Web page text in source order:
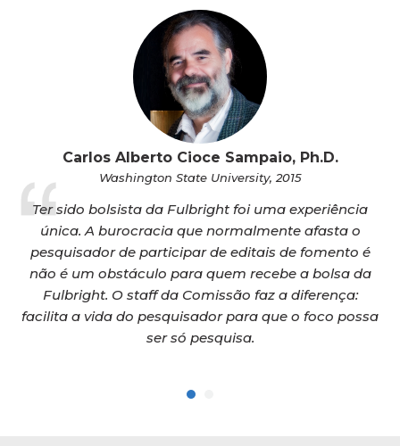
Carlos Alberto Cioce Sampaio, Ph.D.
Washington State University, 2015
Ter sido bolsista da Fulbright foi uma experiência
única. A burocracia que normalmente afasta o
pesquisador de participar de editais de fomento é
não é um obstáculo para quem recebe a bolsa da
Fulbright. O staff da Comissão faz a diferença:
facilita a vida do pesquisador para que o foco possa
ser só pesquisa.